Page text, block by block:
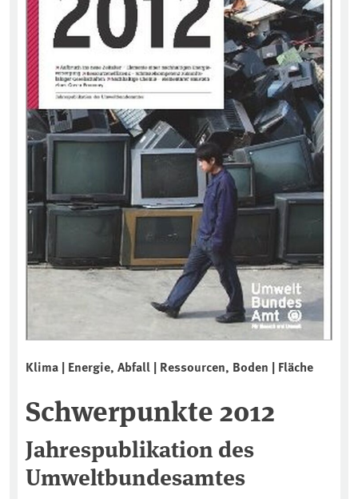
Klima | Energie, Abfall | Ressourcen, Boden | Fläche
Schwerpunkte 2012
Jahrespublikation des
Umweltbundesamtes